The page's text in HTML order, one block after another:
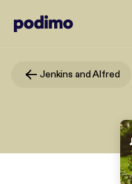
Jenkins and Alfred